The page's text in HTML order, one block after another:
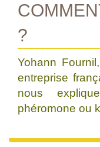
?
Yohann
entreprise
nous
phéromone ou